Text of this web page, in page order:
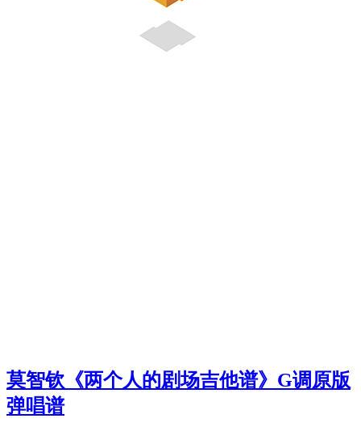
莫智钦《两个人的剧场吉他谱》G调原版
弹唱谱